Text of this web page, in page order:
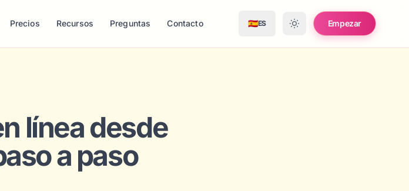
Precios Recursos Preguntas Contacto 🇪🇸ES Empezar
línea desde
a paso